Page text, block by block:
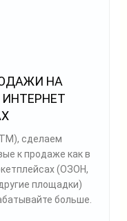
НА
сделаем
к продаже как в
(ОЗОН,
площадки)
больше.